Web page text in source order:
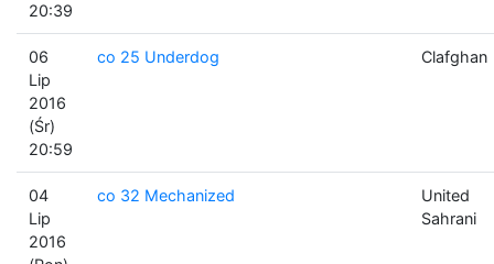
20:39
06
Lip
2016
(Śr)
20:59
co 25 Underdog Clafghan
04
Lip
2016
co 32 Mechanized
United
Sahrani